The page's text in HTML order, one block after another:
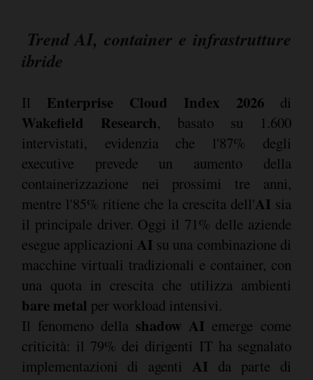
Trend AI, container e infrastrutture
ibride
Il Enterprise Cloud Index 2026di
Wakefield Research, basato su 1.600
intervistati, evidenzia che l'87% degli
executive prevede un aumento della
containerizzazione nei prossimi tre anni,
mentre l'85% ritiene che la crescita dell'AI sia
il principale driver. Oggi il 71% delle aziende
esegue applicazioni AI su una combinazione di
macchine virtuali tradizionali e container, con
una quota in crescita che utilizza ambienti
bare metal per workload intensivi.
Il fenomeno della shadow AI emerge come
criticità: il 79% dei dirigenti IT ha segnalato
implementazioni di agenti AI da parte di